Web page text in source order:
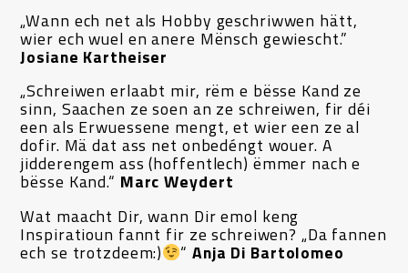
„Wann ech net als Hobby geschriwwen hätt,
wier ech wuel en anere Mënsch gewiescht.”
Josiane Kartheiser
„Schreiwen erlaabt mir, rëm e bësse Kand ze
sinn, Saachen ze soen an ze schreiwen, fir déi
een als Erwuessene mengt, et wier een ze al
dofir. Mä dat ass net onbedéngt wouer. A
jidderengem ass (hoffentlech) ëmmer nach e
bësse Kand.“ Marc Weydert
Wat maacht Dir, wann Dir emol keng
Inspiratioun fannt fir ze schreiwen? „Da fannen
ech se trotzdeem:) “Anja Di Bartolomeo